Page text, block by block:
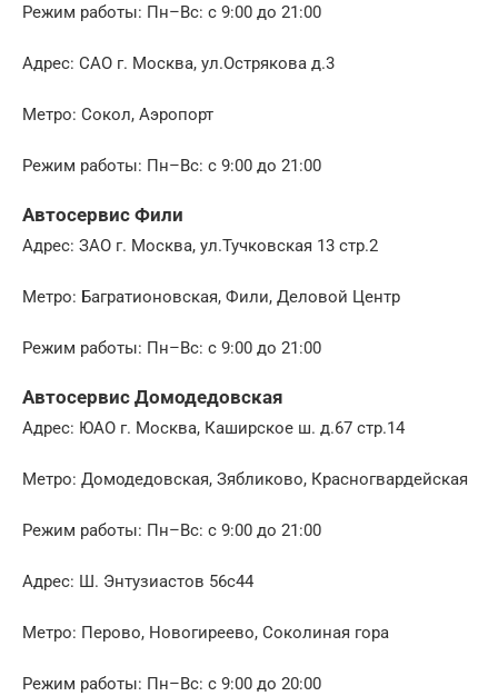
Режим работы: Пн–Вс: с 9:00 до 21:00
Адрес: САО г. Москва, ул.Острякова д.3
Метро: Сокол, Аэропорт
Режим работы: Пн–Вс: с 9:00 до 21:00
Автосервис Фили
Адрес: ЗАО г. Москва, ул.Тучковская 13 стр.2
Метро: Багратионовская, Фили, Деловой Центр
Режим работы: Пн–Вс: с 9:00 до 21:00
Автосервис Домодедовская
Адрес: ЮАО г. Москва, Каширское ш. д.67 стр.14
Метро: Домодедовская, Зябликово, Красногвардейская
Режим работы: Пн–Вс: с 9:00 до 21:00
Адрес: Ш. Энтузиастов 56с44
Метро: Перово, Новогиреево, Соколиная гора
Режим работы: Пн–Вс: с 9:00 до 20:00